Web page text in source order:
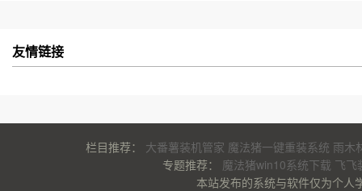
友情链接
栏目推荐： 大番薯装机管家 魔法猪一键重装系统 雨木
专题推荐： 魔法猪win10系统下载 飞飞
本站发布的系统与软件仅为个人